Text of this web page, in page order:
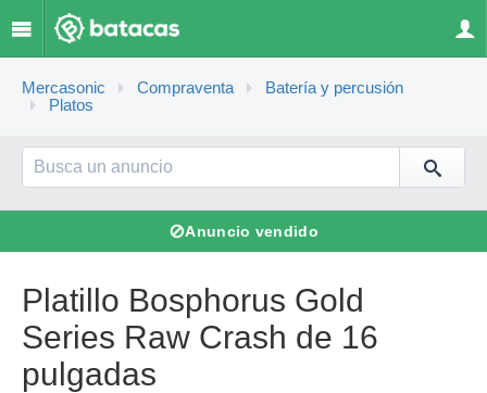
Mercasonic Compraventa
Batería y percusión
Platos
⊘Anuncio vendido
Platillo Bosphorus Gold
Series Raw Crash de 16
pulgadas